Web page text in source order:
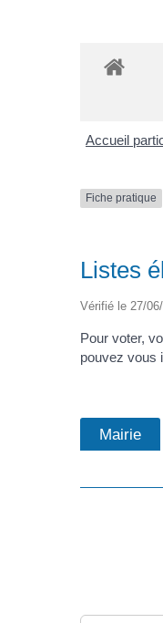
Accueil
Fiche pratique
Listes
Vérifié le 27/
Pour voter,
pouvez vous
Mairie